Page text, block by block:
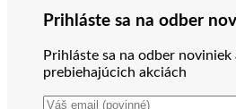
Prihláste sa na odber
Prihláste sa na odber
prebiehajúcich akciách